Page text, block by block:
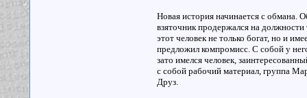
Новая история начинается с обмана.
взяточник продержался на
этот человек не только богат, но и
предложил компромисс. С собой у
зато имелся человек,
с собой рабочий материал, группа
Друз.